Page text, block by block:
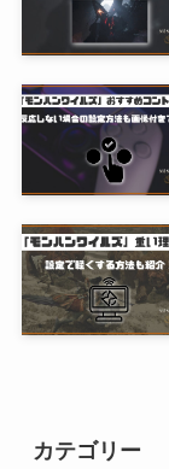
カテゴリー